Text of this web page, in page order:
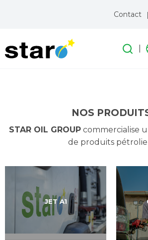
Menu
Contact
NOS
STAR OIL GROUP commercialise
de produits
JET A1